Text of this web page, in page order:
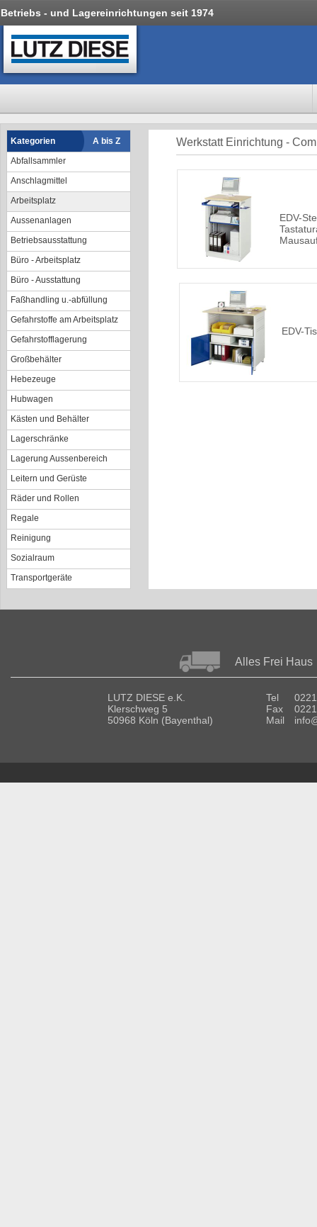
Betriebs - und Lagereinrichtungen seit 1974
Kategorien
A bis Z
Abfallsammler
Anschlagmittel
Arbeitsplatz
Aussenanlagen
Betriebsausstattung
Büro - Arbeitsplatz
Büro - Ausstattung
Faßhandling u.-abfüllung
Gefahrstoffe am Arbeitsplatz
Gefahrstofflagerung
Großbehälter
Hebezeuge
Hubwagen
Kästen und Behälter
Lagerschränke
Lagerung Aussenbereich
Leitern und Gerüste
Räder und Rollen
Regale
Reinigung
Sozialraum
Transportgeräte
Werkstatt Einrichtung -
EDV-
EDV-
Alles Frei Haus
LUTZ DIESE e.K.
Klerschweg 5
50968 Köln (Bayenthal)
Tel
Fax
Mail